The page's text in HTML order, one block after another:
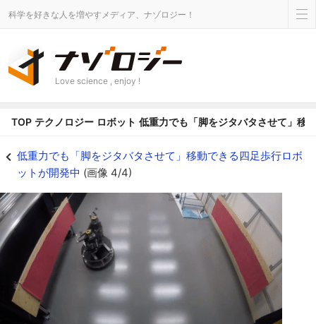
科学を好きな人を増やすメディア、ナゾロジー！
Love science , enjoy !
TOP テクノロジー ロボット 低重力でも「脚をジタバタさせて」移
低重力でも「脚をジタバタさせて」移動できる四足歩行ロボ
ットが開発中 (画像 4/4)